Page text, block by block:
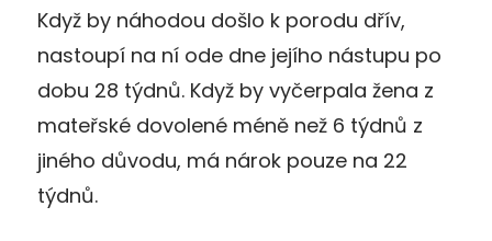
Když by náhodou došlo k porodu dřív,
nastoupí na ní ode dne jejího nástupu po
dobu 28 týdnů. Když by vyčerpala žena z
mateřské dovolené méně než 6 týdnů z
jiného důvodu, má nárok pouze na 22
týdnů.